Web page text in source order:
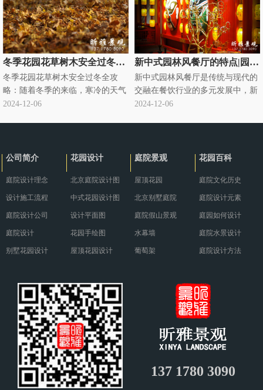
冬季花园花草树木安全过冬全攻略|别墅庭院绿化过冬知识
冬季花园花草树木安全过冬全攻
略：随着冬季的来临，寒冷的天气
对花园里的花草树木构成了严峻的
2024-12-06
新中式园林风餐厅的特点|园林式饭店
新中式园林风餐厅是传统与现代的
交融在餐饮行业的多元发展中，新
中式园林风餐厅悄然兴起，成为独
2024-12-06
公司简介
庭院设计理念
设计施工流程
庭院设计公司
庭院设计
别墅花园设计
花园设计
北京庭院设计图
中式花园设计图
设计平面图
花园手绘图
屋顶花园设计
庭院景观
屋顶花园
北京别墅庭院
庭院假山景观
水幕墙
葡萄架
花园百科
庭院文化历史
庭院设计元素
庭园如何设计
庭院水景设计
庭院设计方法
137 1780 3090